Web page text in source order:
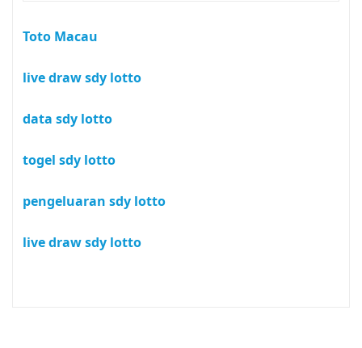
Toto Macau
live draw sdy lotto
data sdy lotto
togel sdy lotto
pengeluaran sdy lotto
live draw sdy lotto